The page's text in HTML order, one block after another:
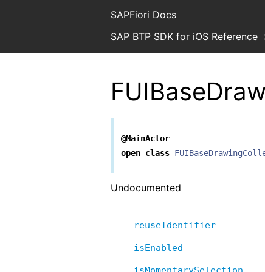
SAPFiori Docs
SAP BTP SDK for iOS Reference
@MainActor
open class
Undocumented
reuseIdentifier
isEnabled